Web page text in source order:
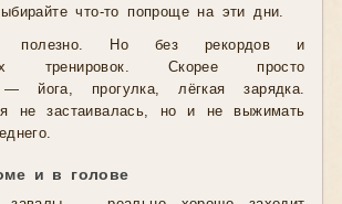
что-то попроще на эти дни.
полезно. Но без рекордов и
тренировок. Скорее просто
— йога, прогулка, лёгкая зарядка.
не застаивалась, но и не выжимать
и в голове